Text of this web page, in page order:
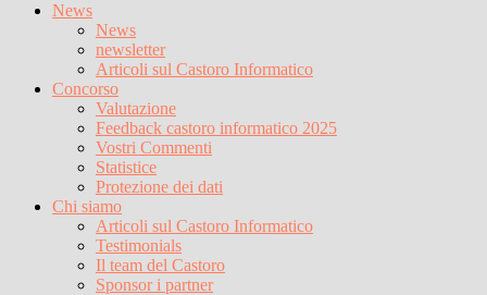
News
News
newsletter
Articoli sul Castoro Informatico
Concorso
Valutazione
Feedback castoro informatico 2025
Vostri Commenti
Statistice
Protezione dei dati
Chi siamo
Articoli sul Castoro Informatico
Testimonials
Il team del Castoro
Sponsor i partner